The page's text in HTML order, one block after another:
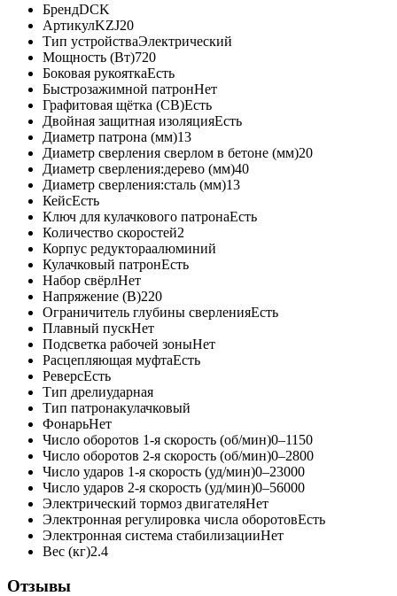
БрендDCK
АртикулKZJ20
Тип устройстваЭлектрический
Мощность (Вт)720
Боковая рукояткаЕсть
Быстрозажимной патронНет
Графитовая щётка (CB)Есть
Двойная защитная изоляцияЕсть
Диаметр патрона (мм)13
Диаметр сверления сверлом в бетоне (мм)20
Диаметр сверления:дерево (мм)40
Диаметр сверления:сталь (мм)13
КейсЕсть
Ключ для кулачкового патронаЕсть
Количество скоростей2
Корпус редуктораалюминий
Кулачковый патронЕсть
Набор свёрлНет
Напряжение (В)220
Ограничитель глубины сверленияЕсть
Плавный пускНет
Подсветка рабочей зоныНет
Расцепляющая муфтаЕсть
РеверсЕсть
Тип дрелиударная
Тип патронакулачковый
ФонарьНет
Число оборотов 1-я скорость (об/мин)0–1150
Число оборотов 2-я скорость (об/мин)0–2800
Число ударов 1-я скорость (уд/мин)0–23000
Число ударов 2-я скорость (уд/мин)0–56000
Электрический тормоз двигателяНет
Электронная регулировка числа оборотовЕсть
Электронная система стабилизацииНет
Вес (кг)2.4
Отзывы